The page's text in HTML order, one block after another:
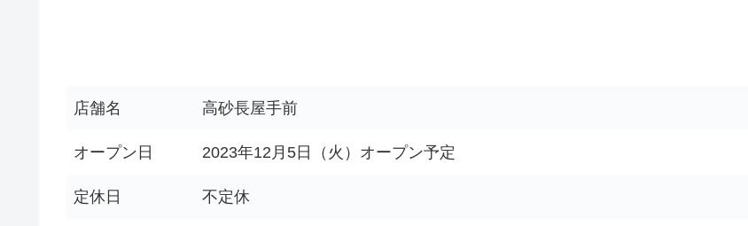
店舗名 高砂長屋手前
オープン日 2023年12月5日（火）オープン予定
定休日 不定休